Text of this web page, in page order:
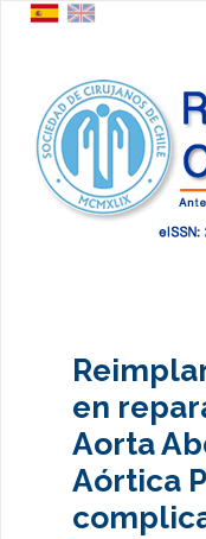
en
Aorta
Aórtica